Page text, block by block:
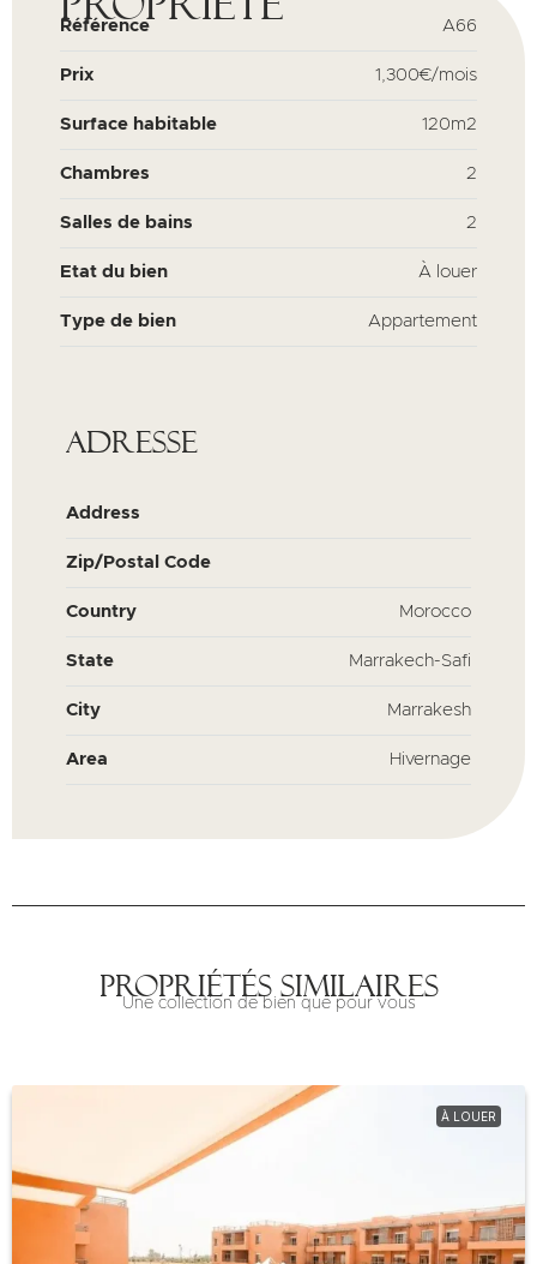
Référence A66
Prix 1,300€/mois
Surface habitable 120m2
Chambres 2
Salles de bains 2
Etat du bien À louer
Type de bien Appartement
Adresse
Address
Zip/Postal Code
Country Morocco
State Marrakech-Safi
City Marrakesh
Area Hivernage
Propriétés similaires
Une collection de bien que pour vous
À LOUER